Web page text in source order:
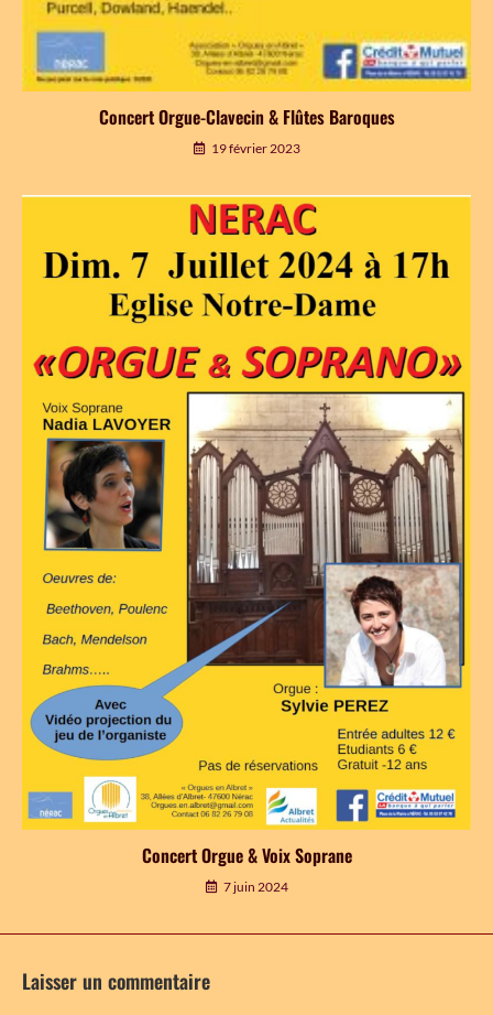
Concert Orgue-Clavecin & Flûtes Baroques
19 février 2023
Concert Orgue & Voix Soprane
7 juin 2024
Laisser un commentaire